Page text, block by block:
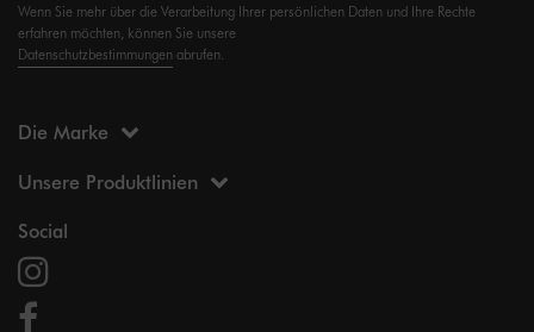
Wenn Sie mehr über die Verarbeitung Ihrer persönlichen Daten und Ihre Rechte
erfahren möchten, können Sie unsere
Datenschutzbestimmungen abrufen.
Die Marke
Unsere Produktlinien
Social